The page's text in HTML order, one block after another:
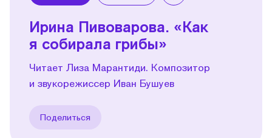
Ирина Пивоварова. «Как
я собирала грибы»
Читает Лиза Марантиди. Композитор
и звукорежиссер Иван Бушуев
Поделиться